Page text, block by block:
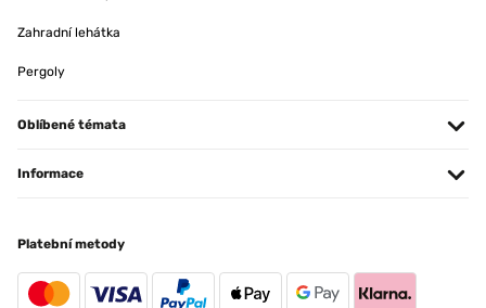
Zahradní lehátka
Pergoly
Oblíbené témata
Informace
Platební metody